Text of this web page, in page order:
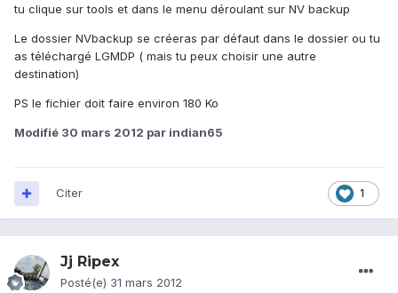
tu clique sur tools et dans le menu déroulant sur NV backup
Le dossier NVbackup se créeras par défaut dans le dossier ou tu
as téléchargé LGMDP ( mais tu peux choisir une autre
destination)
PS le fichier doit faire environ 180 Ko
Modifié 30 mars 2012 par indian65
1
Citer
Jj Ripex
Posté(e) 31 mars 2012